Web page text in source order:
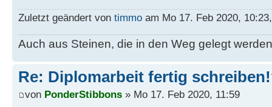
Zuletzt geändert von timmo am Mo 17. Feb 2020,
Auch aus Steinen, die in den Weg gelegt
Re: Diplomarbeit fertig
von PonderStibbons » Mo 17. Feb 2020, 11:59